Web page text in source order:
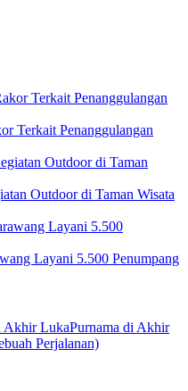
Terkait Penanggulangan
Outdoor di Taman Wisata
Layani 5.500 Penumpang
Purnama di Akhir
Perjalanan)